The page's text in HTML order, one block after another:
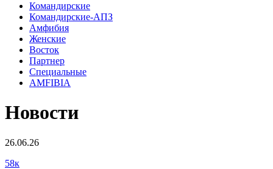
Командирские
Командирские-АПЗ
Амфибия
Женские
Восток
Партнер
Специальные
AMFIBIA
Новости
26.06.26
58к